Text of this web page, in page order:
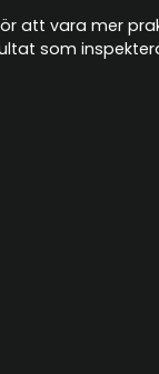
att vara mer
som